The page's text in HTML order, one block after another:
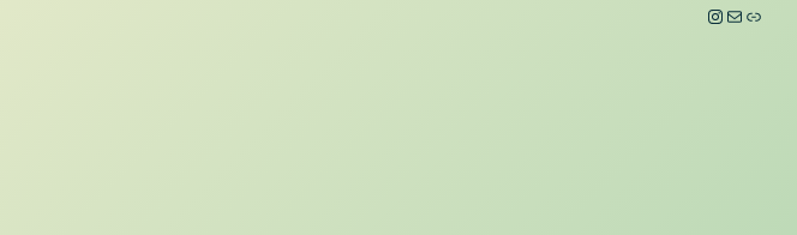
Instagram
E-Mail
Link